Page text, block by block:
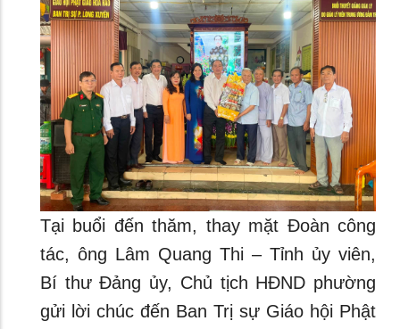
Tại buổi đến thăm, thay mặt Đoàn công
tác, ông Lâm Quang Thi – Tỉnh ủy viên,
Bí thư Đảng ủy, Chủ tịch HĐND phường
gửi lời chúc đến Ban Trị sự Giáo hội Phật